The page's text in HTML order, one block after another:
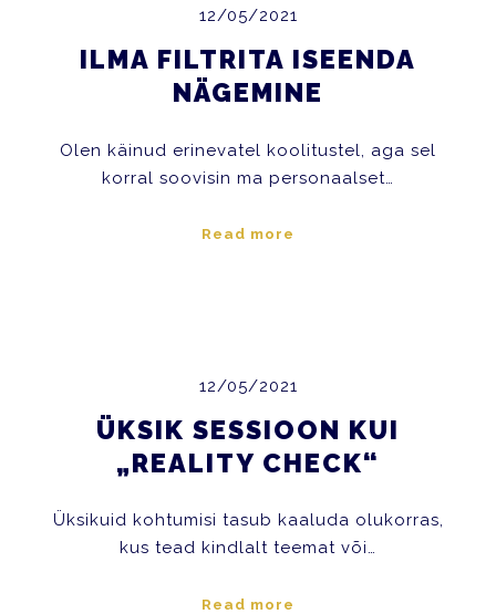
12/05/2021
ILMA FILTRITA ISEENDA
NÄGEMINE
Olen käinud erinevatel koolitustel, aga sel
korral soovisin ma personaalset…
Read more
12/05/2021
ÜKSIK SESSIOON KUI
„REALITY CHECK“
Üksikuid kohtumisi tasub kaaluda olukorras,
kus tead kindlalt teemat või…
Read more